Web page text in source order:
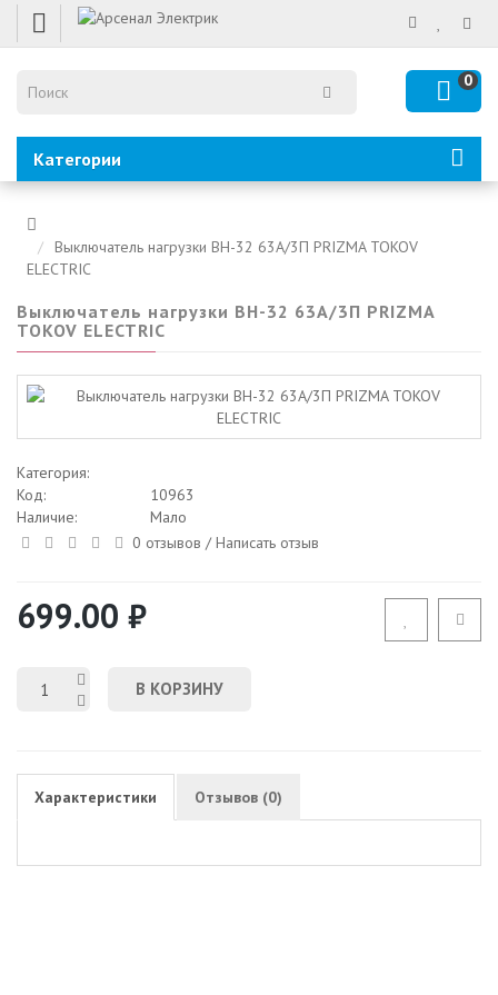
0
Категории
Выключатель нагрузки ВН-32 63А/3П PRIZMA TOKOV
ELECTRIC
Выключатель нагрузки ВН-32 63А/3П PRIZMA
TOKOV ELECTRIC
Категория:
Код:
10963
Наличие:
Мало
0 отзывов /Написать отзыв
699.00 ₽
В КОРЗИНУ
Характеристики Отзывов (0)